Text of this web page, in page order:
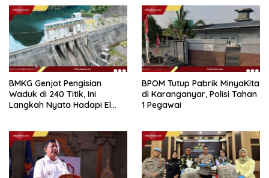
BMKG Genjot Pengisian
Waduk di 240 Titik, Ini
Langkah Nyata Hadapi El
BPOM Tutup Pabrik MinyaKita
di Karanganyar, Polisi Tahan
1 Pegawai